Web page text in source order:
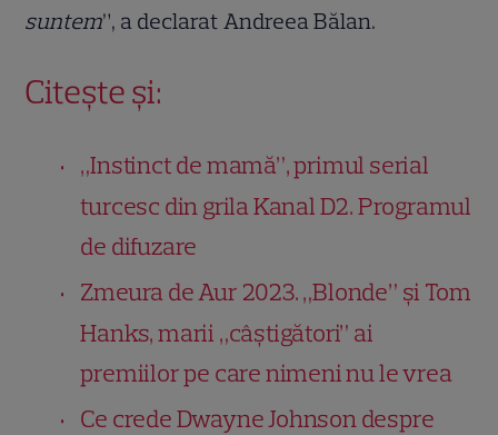
suntem”, a declarat Andreea Bălan.
Citește și:
„Instinct de mamă”, primul serial
turcesc din grila Kanal D2. Programul
de difuzare
Zmeura de Aur 2023. „Blonde” și Tom
Hanks, marii „câştigători” ai
premiilor pe care nimeni nu le vrea
Ce crede Dwayne Johnson despre